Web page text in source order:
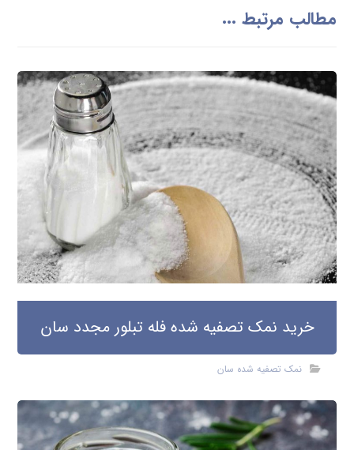
مطالب مرتبط ...
خرید نمک تصفیه شده فله تبلور مجدد سان
نمک تصفیه شده سان